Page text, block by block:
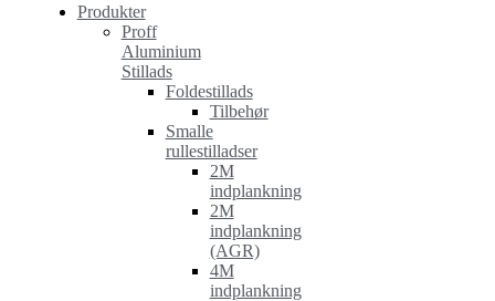
Produkter
Proff
Aluminium
Stillads
Foldestillads
Tilbehør
Smalle
rullestilladser
2M
indplankning
2M
indplankning
(AGR)
4M
indplankning